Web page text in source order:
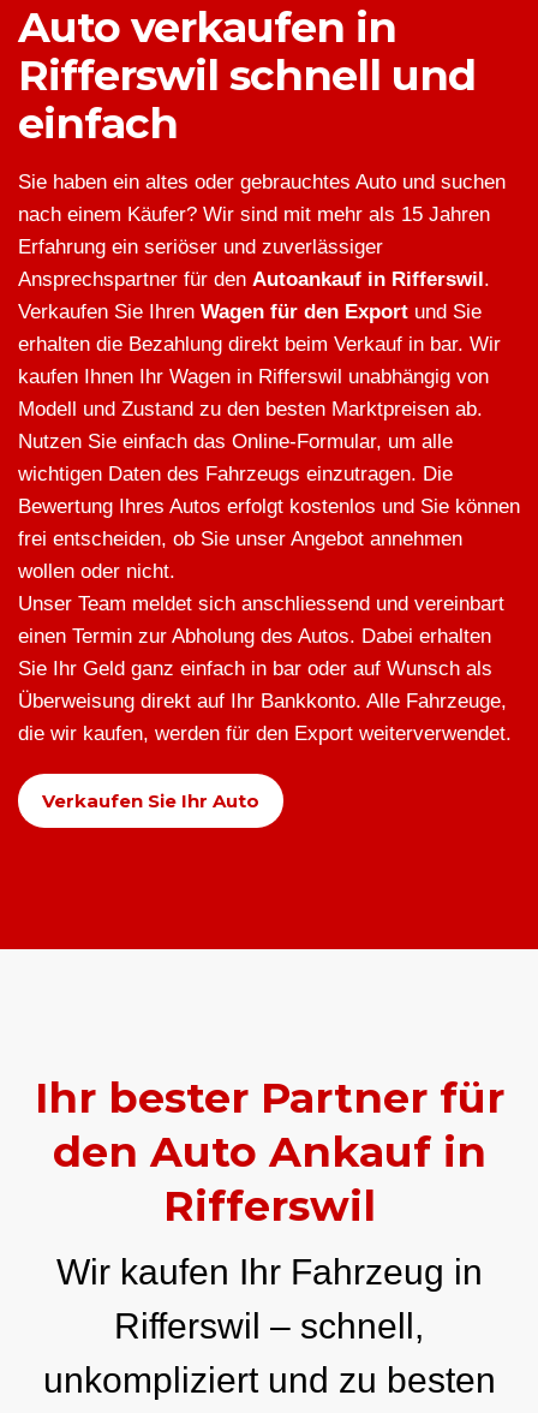
Auto verkaufen in
Rifferswil schnell und
einfach
Sie haben ein altes oder gebrauchtes Auto und suchen
nach einem Käufer? Wir sind mit mehr als 15 Jahren
Erfahrung ein seriöser und zuverlässiger
Ansprechspartner für den Autoankauf in Rifferswil.
Verkaufen Sie Ihren Wagen für den Export und Sie
erhalten die Bezahlung direkt beim Verkauf in bar. Wir
kaufen Ihnen Ihr Wagen in Rifferswil unabhängig von
Modell und Zustand zu den besten Marktpreisen ab.
Nutzen Sie einfach das Online-Formular, um alle
wichtigen Daten des Fahrzeugs einzutragen. Die
Bewertung Ihres Autos erfolgt kostenlos und Sie können
frei entscheiden, ob Sie unser Angebot annehmen
wollen oder nicht.
Unser Team meldet sich anschliessend und vereinbart
einen Termin zur Abholung des Autos. Dabei erhalten
Sie Ihr Geld ganz einfach in bar oder auf Wunsch als
Überweisung direkt auf Ihr Bankkonto. Alle Fahrzeuge,
die wir kaufen, werden für den Export weiterverwendet.
Verkaufen Sie Ihr Auto
Ihr bester Partner für
den Auto Ankauf in
Rifferswil
Wir kaufen Ihr Fahrzeug in
Rifferswil – schnell,
unkompliziert und zu besten